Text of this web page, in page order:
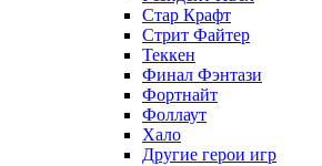
Стар Крафт
Стрит Файтер
Теккен
Финал Фэнтази
Фортнайт
Фоллаут
Хало
Другие герои игр